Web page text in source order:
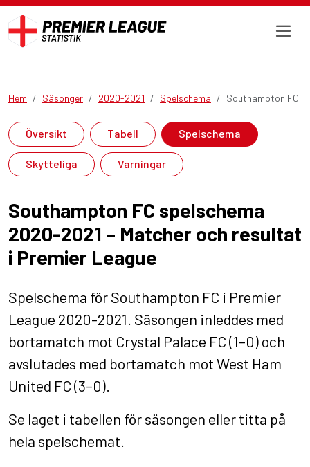
Hem Säsonger 2020-2021 Spelschema Southampton FC
Översikt Tabell Spelschema
Skytteliga Varningar
Southampton FC spelschema
2020-2021 – Matcher och resultat
i Premier League
Spelschema för Southampton FC i Premier
League 2020-2021. Säsongen inleddes med
bortamatch mot Crystal Palace FC (1–0) och
avslutades med bortamatch mot West Ham
United FC (3–0).
Se laget i tabellen för säsongen eller titta på
hela spelschemat